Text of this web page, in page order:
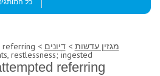
כל
מגזין עדשות >דיונים referring
restlessness; ingested.
referring